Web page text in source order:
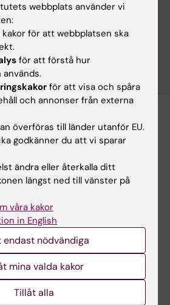
sökning som RSS
formulär för skapa team
skapa nya team genom ett nytt
bland apparna i Teams.
Medarbetare
webbplats använder vi
kakor för att webbplatsen ska
för att förstå hur
för att visa och spåra
och annonser från externa
överföras till länder utanför EU.
godkänner du att vi sparar
ändra eller återkalla ditt
längst ned till vänster på
våra kakor
in English
endast nödvändiga
mina valda kakor
Tillåt alla